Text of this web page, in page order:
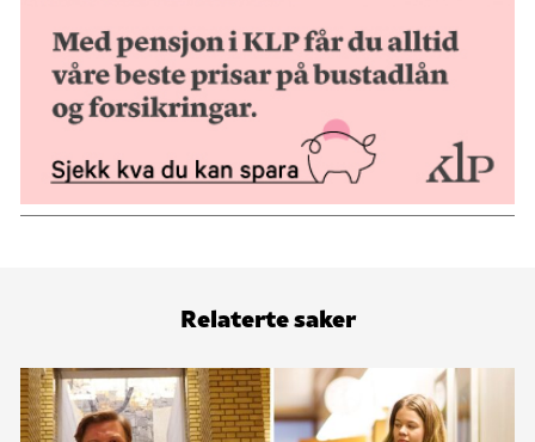
Relaterte saker